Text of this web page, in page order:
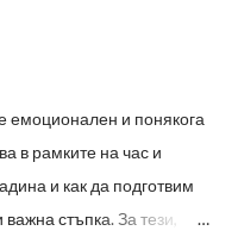
емоционален и понякога
в рамките на час и
и как да подготвим
стъпка. За тези,